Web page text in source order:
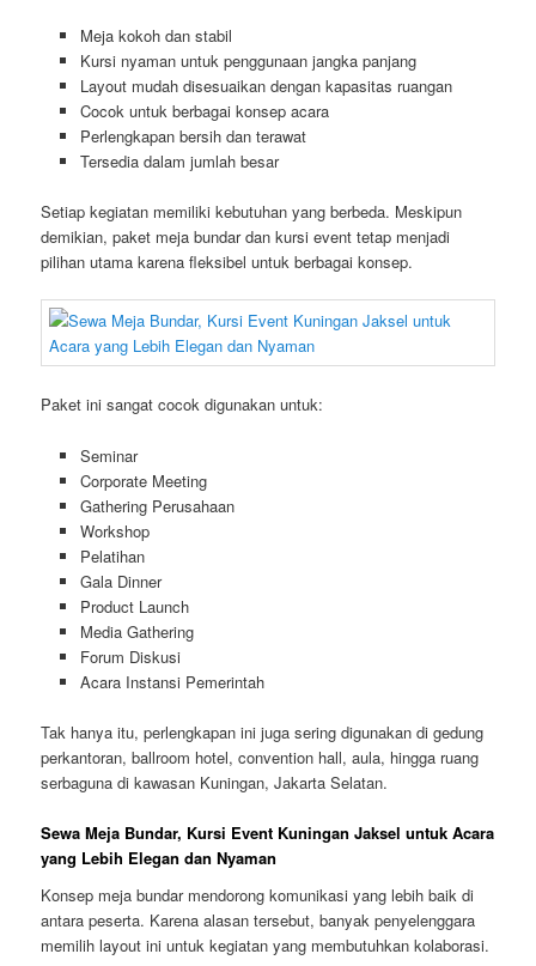
Meja kokoh dan stabil
Kursi nyaman untuk penggunaan jangka panjang
Layout mudah disesuaikan dengan kapasitas ruangan
Cocok untuk berbagai konsep acara
Perlengkapan bersih dan terawat
Tersedia dalam jumlah besar
Setiap kegiatan memiliki kebutuhan yang berbeda. Meskipun
demikian, paket meja bundar dan kursi event tetap menjadi
pilihan utama karena fleksibel untuk berbagai konsep.
Paket ini sangat cocok digunakan untuk:
Seminar
Corporate Meeting
Gathering Perusahaan
Workshop
Pelatihan
Gala Dinner
Product Launch
Media Gathering
Forum Diskusi
Acara Instansi Pemerintah
Tak hanya itu, perlengkapan ini juga sering digunakan di gedung
perkantoran, ballroom hotel, convention hall, aula, hingga ruang
serbaguna di kawasan Kuningan, Jakarta Selatan.
Sewa Meja Bundar, Kursi Event Kuningan Jaksel untuk Acara
yang Lebih Elegan dan Nyaman
Konsep meja bundar mendorong komunikasi yang lebih baik di
antara peserta. Karena alasan tersebut, banyak penyelenggara
memilih layout ini untuk kegiatan yang membutuhkan kolaborasi.